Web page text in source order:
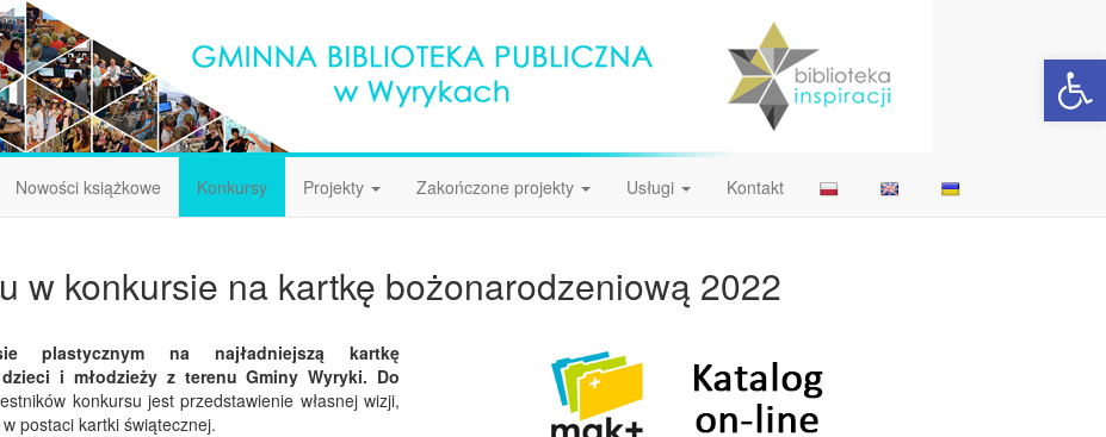
Nowości książkowe Konkursy Projekty Zakończone projekty Usługi Kontakt
w konkursie na kartkę bożonarodzeniową 2022
plastycznym na najładniejszą kartkę
i młodzieży z terenu Gminy Wyryki. Do
konkursu jest przedstawienie własnej wizji,
postaci kartki świątecznej.